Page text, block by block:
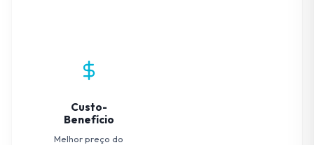
Custo-
Benefício
Melhor preço do